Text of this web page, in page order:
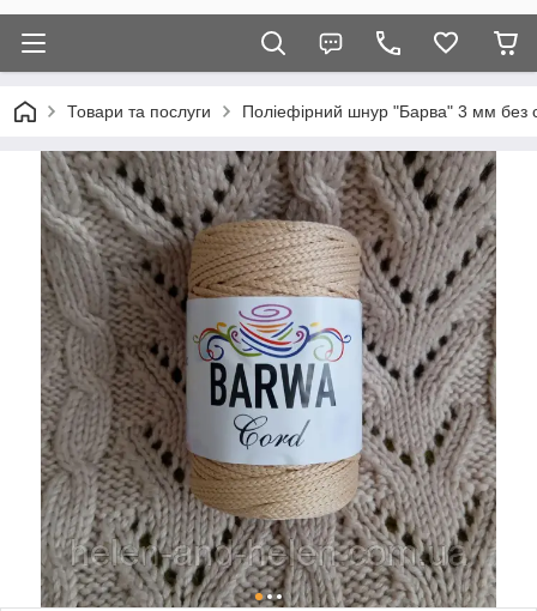
Товари та послуги Поліефірний шнур "Барва" 3 мм без